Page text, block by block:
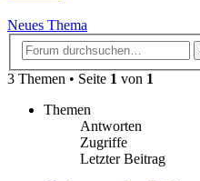
Neues Thema
3 Themen • Seite 1 von 1
Themen
Antworten
Zugriffe
Letzter Beitrag